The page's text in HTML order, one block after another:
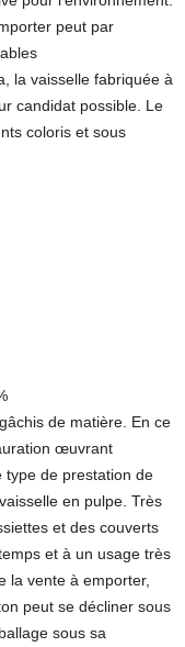
peut par
la vaisselle fabriquée à
candidat possible. Le
coloris et sous
de matière. En ce
œuvrant
type de prestation de
en pulpe. Très
et des couverts
et à un usage très
la vente à emporter,
peut se décliner sous
sous sa